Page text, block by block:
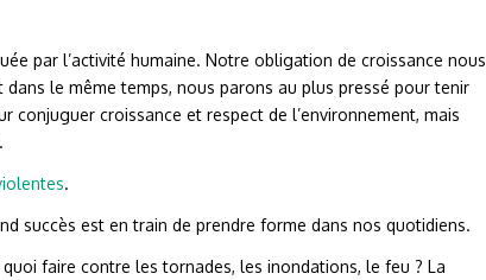
par l’activité humaine. Notre obligation de croissance nous
le même temps, nous parons au plus pressé pour tenir
croissance et respect de l’environnement, mais
.
succès est en train de prendre forme dans nos quotidiens.
faire contre les tornades, les inondations, le feu ? La